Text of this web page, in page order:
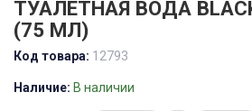
ТУАЛЕТНАЯ ВОДА BLACK
(75 МЛ)
Код товара: 12793
Наличие: В наличии